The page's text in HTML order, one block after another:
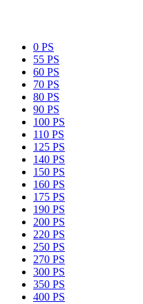
0 PS
55 PS
60 PS
70 PS
80 PS
90 PS
100 PS
110 PS
125 PS
140 PS
150 PS
160 PS
175 PS
190 PS
200 PS
220 PS
250 PS
270 PS
300 PS
350 PS
400 PS